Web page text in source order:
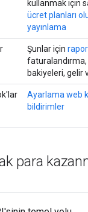
kullanmak için
ücret planları
yayınlama
Şunlar için
bakiyeleri, gelir
Ayarlama web
bildirimler
para